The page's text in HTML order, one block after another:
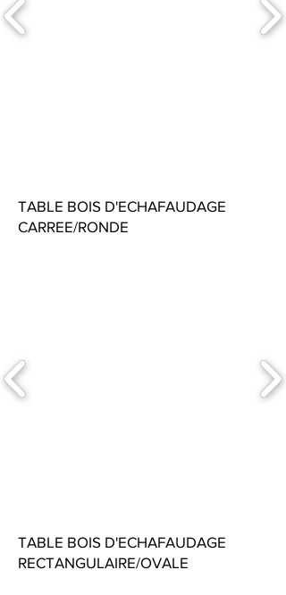
TABLE BOIS D'ECHAFAUDAGE
CARREE/RONDE
TABLE BOIS D'ECHAFAUDAGE
RECTANGULAIRE/OVALE